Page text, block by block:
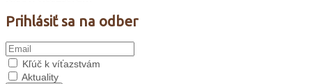
Prihlásiť sa na odber
Kľúč k víťazstvám
Aktuality